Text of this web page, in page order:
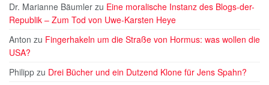
Dr. Marianne Bäumler zu Eine moralische Instanz des Blogs-der-
Republik – Zum Tod von Uwe-Karsten Heye
Anton zu Fingerhakeln um die Straße von Hormus: was wollen die
USA?
Philipp zu Drei Bücher und ein Dutzend Klone für Jens Spahn?